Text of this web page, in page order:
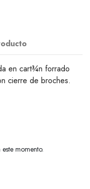
en cart¾n forrado
cierre de broches.
momento.